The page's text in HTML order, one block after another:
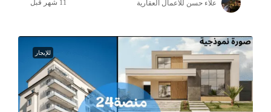
علاء حسن للأعمال العقارية
للإيجار